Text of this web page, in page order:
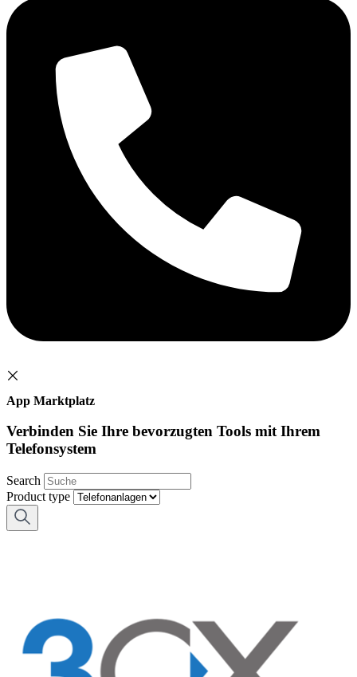
App Marktplatz
Verbinden Sie Ihre bevorzugten Tools mit Ihrem
Telefonsystem
Search
Product type